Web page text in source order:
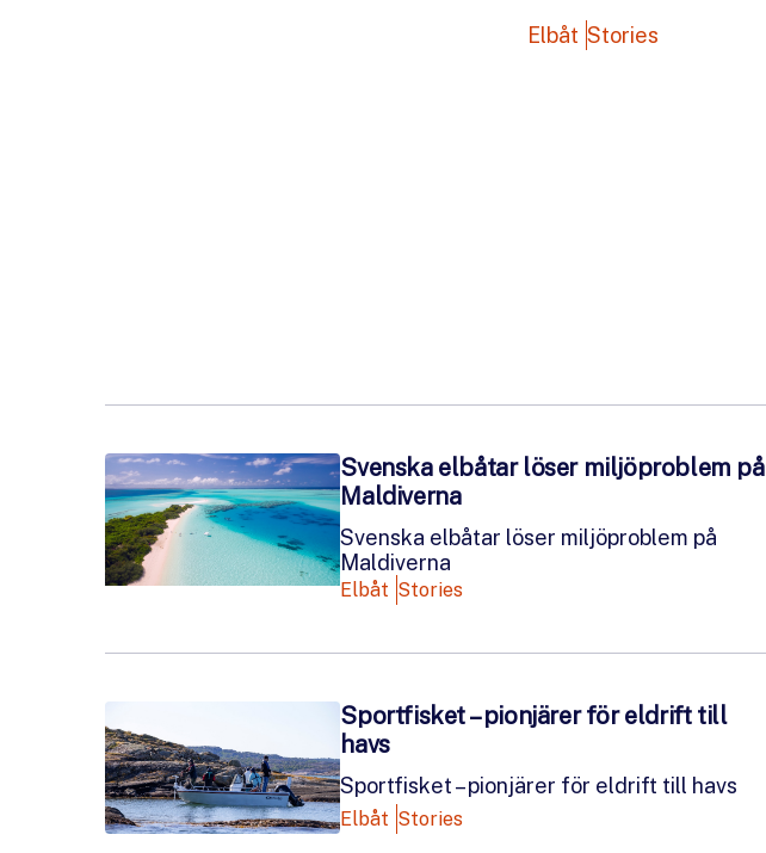
Elbåt Stories
Svenska elbåtar löser miljöproblem på
Maldiverna
Svenska elbåtar löser miljöproblem på
Maldiverna
Elbåt Stories
Sportfisket – pionjärer för eldrift till
havs
Sportfisket – pionjärer för eldrift till havs
Elbåt Stories